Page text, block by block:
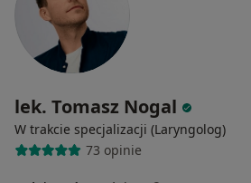
lek. Tomasz Nogal
W trakcie specjalizacji (Laryngolog)
73 opinie